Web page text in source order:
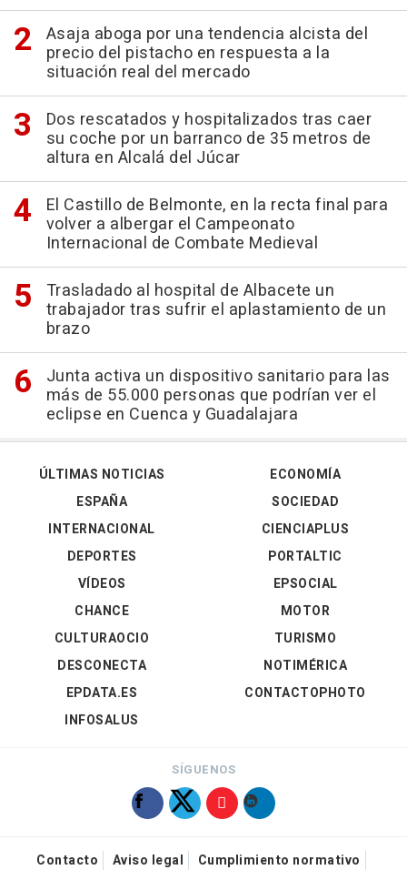
Asaja aboga por una tendencia alcista del
precio del pistacho en respuesta a la
situación real del mercado
Dos rescatados y hospitalizados tras caer
su coche por un barranco de 35 metros de
altura en Alcalá del Júcar
El Castillo de Belmonte, en la recta final para
volver a albergar el Campeonato
Internacional de Combate Medieval
Trasladado al hospital de Albacete un
trabajador tras sufrir el aplastamiento de un
brazo
Junta activa un dispositivo sanitario para las
más de 55.000 personas que podrían ver el
eclipse en Cuenca y Guadalajara
ÚLTIMAS NOTICIAS
ESPAÑA
INTERNACIONAL
DEPORTES
VÍDEOS
ECONOMÍA
SOCIEDAD
CIENCIAPLUS
PORTALTIC
EPSOCIAL
CHANCE
CULTURAOCIO
DESCONECTA
EPDATA.ES
INFOSALUS
MOTOR
TURISMO
NOTIMÉRICA
CONTACTOPHOTO
SÍGUENOS
Contacto Aviso legal Cumplimiento normativo